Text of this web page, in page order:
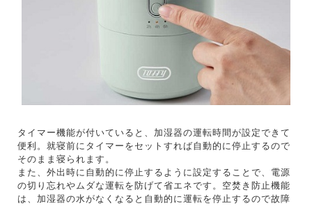
タイマー機能が付いていると、加湿器の運転時間が設定できて
便利。就寝前にタイマーをセットすれば自動的に停止するので
そのまま寝られます。
また、外出時に自動的に停止するように設定することで、電源
の切り忘れやムダな運転を防げて省エネです。空焚き防止機能
は、加湿器の水がなくなると自動的に運転を停止するので故障